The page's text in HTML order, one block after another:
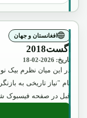
افغانستان و جهان
آگست2018
تاریخ: 2026-02-18
در این میان نظرم بیک
نام "نیاز تاریخی به
قبل در صفحه فیسبوک